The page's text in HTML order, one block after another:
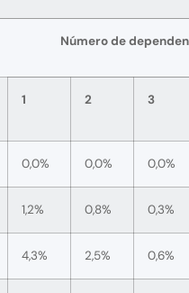
Número de
1 2 3
0,0% 0,0% 0,0%
1,2% 0,8% 0,3%
4,3% 2,5% 0,6%